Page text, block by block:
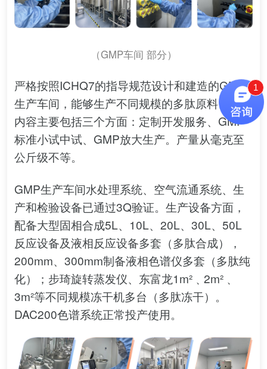
（GMP车间 部分）
严格按照ICHQ7的指导规范设计和建造的GMP
生产车间，能够生产不同规模的多肽原料，服务
内容主要包括三个方面：定制开发服务、GMP
标准小试中试、GMP放大生产。产量从毫克至
公斤级不等。
GMP生产车间水处理系统、空气流通系统、生
产和检验设备已通过3Q验证。生产设备方面，
配备大型固相合成5L、10L、20L、30L、50L
反应设备及液相反应设备多套（多肽合成），
200mm、300mm制备液相色谱仪多套（多肽纯
化）；步琦旋转蒸发仪、东富龙1m²﹑2m²﹑
3m²等不同规模冻干机多台（多肽冻干）。
DAC200色谱系统正常投产使用。
1